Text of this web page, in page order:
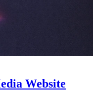
Website